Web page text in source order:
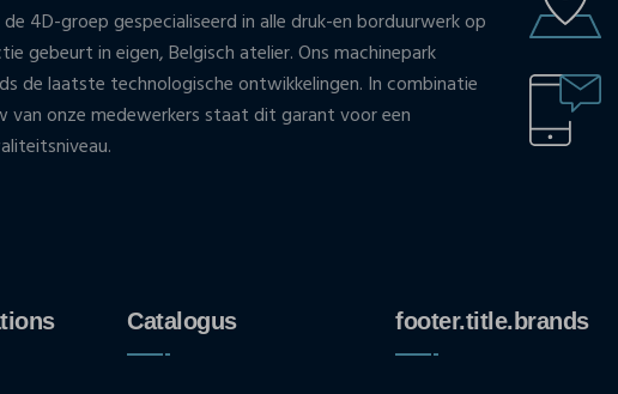
4D-groep gespecialiseerd in alle druk-en borduurwerk op
gebeurt in eigen, Belgisch atelier. Ons machinepark
de laatste technologische ontwikkelingen. In combinatie
van onze medewerkers staat dit garant voor een
Catalogus footer.title.brands